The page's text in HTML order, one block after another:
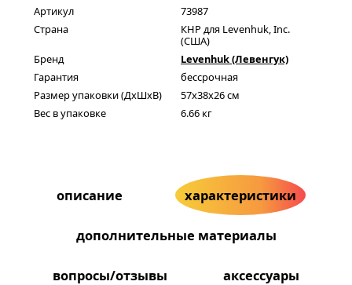
Артикул
73987
Страна
КНР для Levenhuk, Inc.
(США)
Бренд
Levenhuk (Левенгук)
Гарантия
бессрочная
Размер упаковки (ДxШxВ)
57x38x26 см
Вес в упаковке
6.66 кг
описание характеристики
дополнительные материалы
вопросы/отзывы аксессуары